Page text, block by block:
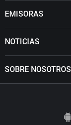
EMISORAS
NOTICIAS
SOBRE NOSOTROS